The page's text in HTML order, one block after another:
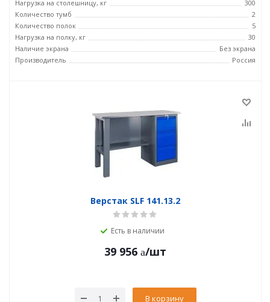
Нагрузка на столешницу, кг
300
Количество тумб
2
Количество полок
5
Нагрузка на полку, кг
30
Наличие экрана
Без экрана
Производитель
Россия
Верстак SLF 141.13.2
Есть в наличии
39 956 /шт
В корзину